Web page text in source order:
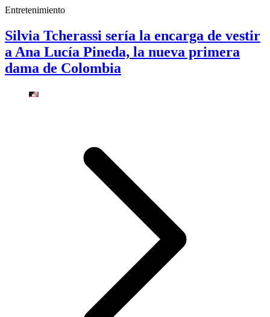
Entretenimiento
Silvia Tcherassi sería la encarga de vestir
a Ana Lucía Pineda, la nueva primera
dama de Colombia